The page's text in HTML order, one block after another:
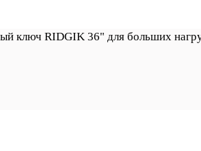
ключ RIDGIK 36" для больших